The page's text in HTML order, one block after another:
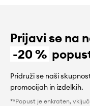
Prijavi se na
-20 %
Pridruži se naši
promocijah in izdelkih.
**Popust je enkraten,